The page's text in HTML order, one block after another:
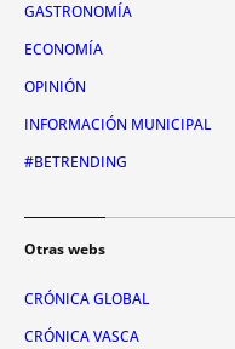
GASTRONOMÍA
ECONOMÍA
OPINIÓN
INFORMACIÓN MUNICIPAL
#BETRENDING
Otras webs
CRÓNICA GLOBAL
CRÓNICA VASCA